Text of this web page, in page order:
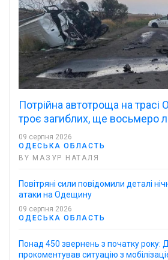
Потрійна автотроща на трасі
троє загиблих, ще восьмеро
09 серпня 2026
ОДЕСЬКА ОБЛАСТЬ
BY МАЗУР НАТАЛЯ
Повітряні сили повідомили деталі
атаки на Одещину
09 серпня 2026
ОДЕСЬКА ОБЛАСТЬ
Понад 450 звернень з початку року:
прокоментував ситуацію з